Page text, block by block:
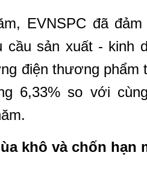
EVNSPC đã
cầu sản xuất - kinh
điện thương phẩm
6,33% so với
khô và chốn hạn